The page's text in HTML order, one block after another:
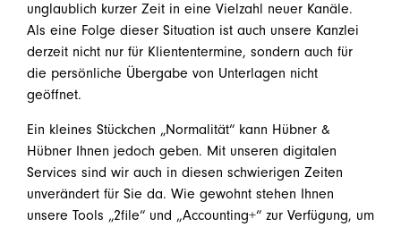
unglaublich kurzer Zeit in eine Vielzahl neuer Kanäle.
Als eine Folge dieser Situation ist auch unsere Kanzlei
derzeit nicht nur für Kliententermine, sondern auch für
die persönliche Übergabe von Unterlagen nicht
geöffnet.
Ein kleines Stückchen „Normalität“ kann Hübner &
Hübner Ihnen jedoch geben. Mit unseren digitalen
Services sind wir auch in diesen schwierigen Zeiten
unverändert für Sie da. Wie gewohnt stehen Ihnen
unsere Tools „2file“ und „Accounting+“ zur Verfügung, um